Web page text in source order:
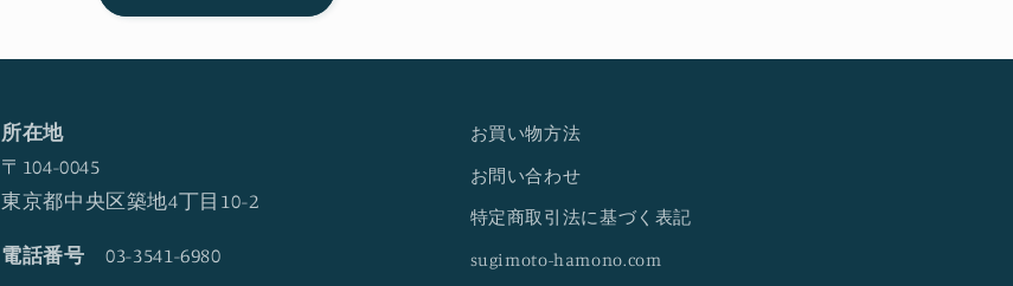
所在地
〒104-0045
東京都中央区築地4丁目10-2
電話番号 03-3541-6980
お買い物方法
お問い合わせ
特定商取引法に基づく表記
sugimoto-hamono.com